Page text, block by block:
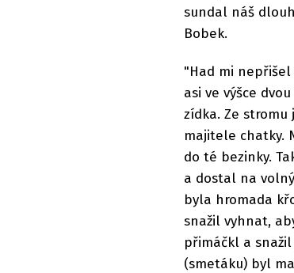
sundal náš
Bobek.
"Had mi
asi ve výšce
zídka. Ze
majitele chatky.
do té bezinky.
a dostal na
byla hromada
snažil vyhnat,
přimáčkl a
(smetáku) byl